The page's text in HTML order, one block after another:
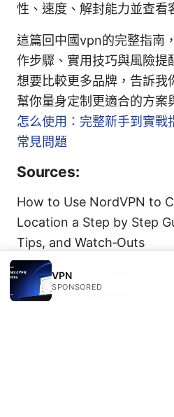
性、速度、解封能力並查看
這篇回中國vpn的完整指南
作步驟、實用技巧與風險提
想要比較更多品牌，告訴我
幫你量身定制更適合的方案
怎么使用：完整新手到實戰
常見問題
Sources:
How to Use NordVPN to
Location a Step by Step
Tips, and Watch‑Outs
Securing your connection
your xfinity gateway
VPN
SPONSORED